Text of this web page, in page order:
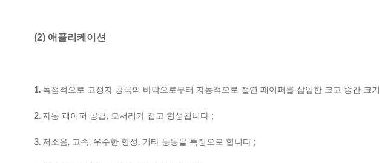
(2) 애플리케이션
1. 독점적으로 고정자 공극의 바닥으로부터 자동적으로 절연 페이퍼를 삽입한 크고 중간 크
2. 자동 페이퍼 공급, 모서리가 접고 형성됩니다 ;
3. 저소음, 고속, 우수한 형성, 기타 등등을 특징으로 합니다 ;